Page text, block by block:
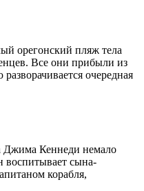
орегонский пляж тела
Все они прибыли из
очередная
Джима Кеннеди немало
воспитывает сына-
корабля,